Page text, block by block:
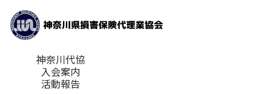
神奈川代協
入会案内
活動報告